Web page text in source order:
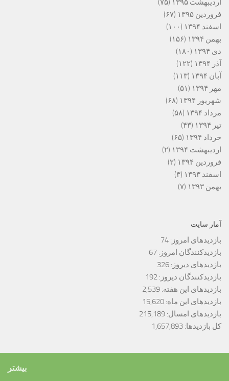
اردیبهشت ۱۳۹۵
(۷۵)
فروردین ۱۳۹۵
(۶۷)
اسفند ۱۳۹۴
(۱۰۰)
بهمن ۱۳۹۴
(۱۵۶)
دی ۱۳۹۴
(۱۸۰)
آذر ۱۳۹۴
(۱۲۲)
آبان ۱۳۹۴
(۱۱۳)
مهر ۱۳۹۴
(۵۱)
شهریور ۱۳۹۴
(۶۸)
مرداد ۱۳۹۴
(۵۸)
تیر ۱۳۹۴
(۴۳)
خرداد ۱۳۹۴
(۶۵)
اردیبهشت ۱۳۹۴
(۲)
فروردین ۱۳۹۴
(۲)
اسفند ۱۳۹۳
(۳)
بهمن ۱۳۹۳
(۷)
آمار سایت
بازدیدهای امروز: 74
بازدیدکنندگان امروز: 67
بازدیدهای دیروز: 326
بازدیدکنندگان دیروز: 192
بازدیدهای این هفته: 2,539
بازدیدهای این ماه: 15,620
بازدیدهای امسال: 215,189
کل بازدیدها: 1,657,893
بیشتر